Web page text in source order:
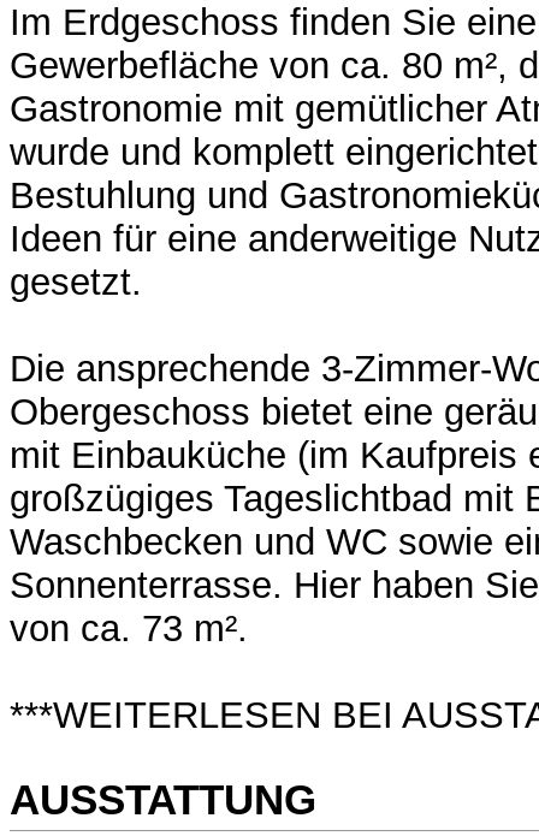
Im Erdgeschoss finden Sie
Gewerbefläche von ca. 80 m²,
Gastronomie mit gemütlicher
wurde und komplett
Bestuhlung und
Ideen für eine anderweitige
gesetzt.
Die ansprechende 3-Zimmer-
Obergeschoss bietet eine
mit Einbauküche (im Kaufpreis
großzügiges Tageslichtbad mit
Waschbecken und WC sowie
Sonnenterrasse. Hier haben
von ca. 73 m².
***WEITERLESEN BEI
AUSSTATTUNG